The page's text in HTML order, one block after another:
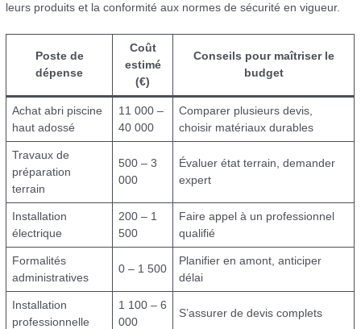
leurs produits et la conformité aux normes de sécurité en vigueur.
Poste de
dépense
Coût
estimé
(€)
Conseils pour maîtriser le
budget
Achat abri piscine
haut adossé
11 000 –
40 000
Comparer plusieurs devis,
choisir matériaux durables
Travaux de
préparation
terrain
500 – 3
000
Évaluer état terrain, demander
expert
Installation
électrique
200 – 1
500
Faire appel à un professionnel
qualifié
Formalités
administratives
0 – 1 500
Planifier en amont, anticiper
délai
Installation
professionnelle
1 100 – 6
000
S’assurer de devis complets